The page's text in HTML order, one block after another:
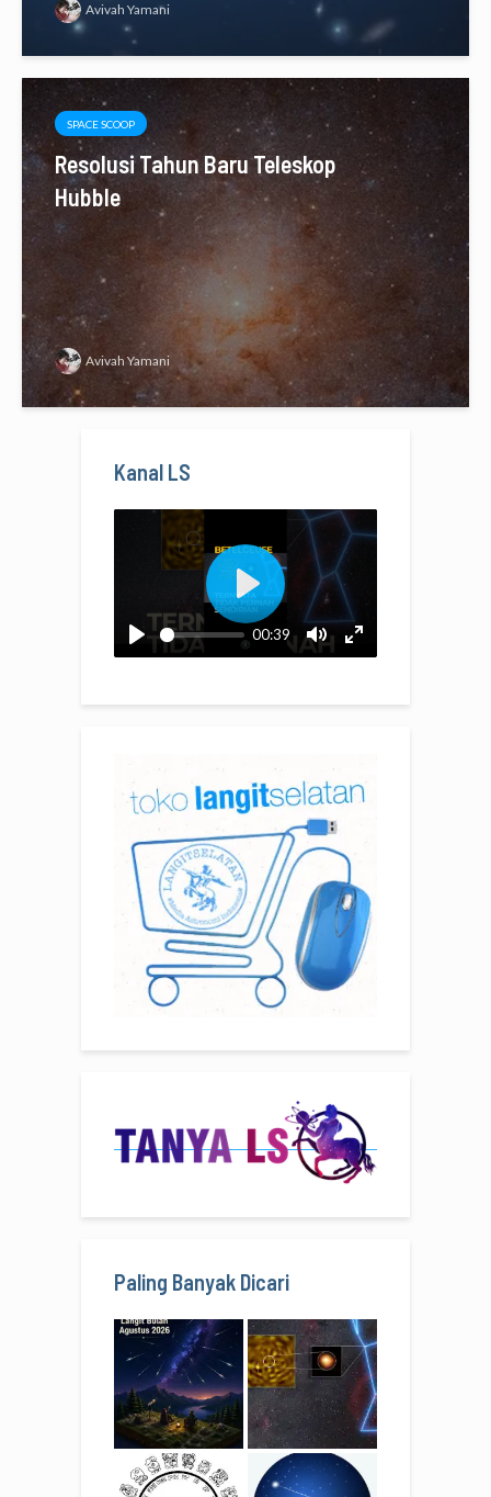
Avivah Yamani
SPACE SCOOP
Resolusi Tahun Baru Teleskop
Hubble
Avivah Yamani
Kanal LS
Paling Banyak Dicari